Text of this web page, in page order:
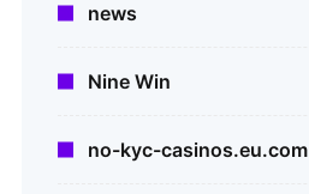
news
Nine Win
no-kyc-casinos.eu.com